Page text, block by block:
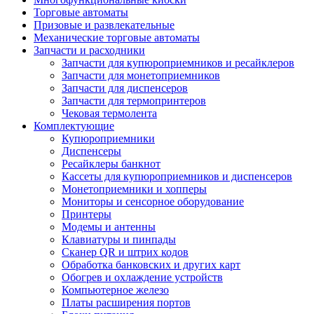
Торговые автоматы
Призовые и развлекательные
Механические торговые автоматы
Запчасти и расходники
Запчасти для купюроприемников и ресайклеров
Запчасти для монетоприемников
Запчасти для диспенсеров
Запчасти для термопринтеров
Чековая термолента
Комплектующие
Купюроприемники
Диспенсеры
Ресайклеры банкнот
Кассеты для купюроприемников и диспенсеров
Монетоприемники и хопперы
Мониторы и сенсорное оборудование
Принтеры
Модемы и антенны
Клавиатуры и пинпады
Сканер QR и штрих кодов
Обработка банковских и других карт
Обогрев и охлаждение устройств
Компьютерное железо
Платы расширения портов